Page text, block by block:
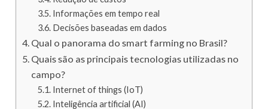
Informações em tempo real
Decisões baseadas em dados
Qual o panorama do smart farming no Brasil?
Quais são as principais tecnologias utilizadas no
campo?
Internet of things (IoT)
Inteligência artificial (AI)